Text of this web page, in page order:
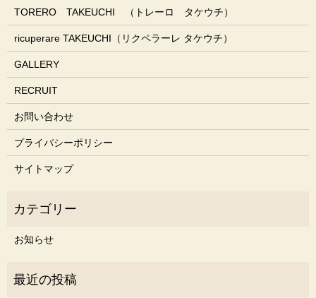
TORERO TAKEUCHI （トレーロ タケウチ）
ricuperare TAKEUCHI（リクペラーレ タケウチ）
GALLERY
RECRUIT
お問い合わせ
プライバシーポリシー
サイトマップ
お知らせ